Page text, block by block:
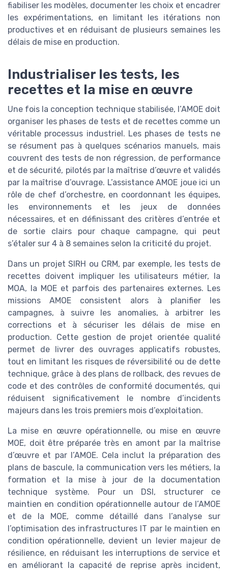
fiabiliser les modèles, documenter les choix et encadrer
les expérimentations, en limitant les itérations non
productives et en réduisant de plusieurs semaines les
délais de mise en production.
Industrialiser les tests, les
recettes et la mise en œuvre
Une fois la conception technique stabilisée, l’AMOE doit
organiser les phases de tests et de recettes comme un
véritable processus industriel. Les phases de tests ne
se résument pas à quelques scénarios manuels, mais
couvrent des tests de non régression, de performance
et de sécurité, pilotés par la maîtrise d’œuvre et validés
par la maîtrise d’ouvrage. L’assistance AMOE joue ici un
rôle de chef d’orchestre, en coordonnant les équipes,
les environnements et les jeux de données
nécessaires, et en définissant des critères d’entrée et
de sortie clairs pour chaque campagne, qui peut
s’étaler sur 4 à 8 semaines selon la criticité du projet.
Dans un projet SIRH ou CRM, par exemple, les tests de
recettes doivent impliquer les utilisateurs métier, la
MOA, la MOE et parfois des partenaires externes. Les
missions AMOE consistent alors à planifier les
campagnes, à suivre les anomalies, à arbitrer les
corrections et à sécuriser les délais de mise en
production. Cette gestion de projet orientée qualité
permet de livrer des ouvrages applicatifs robustes,
tout en limitant les risques de réversibilité ou de dette
technique, grâce à des plans de rollback, des revues de
code et des contrôles de conformité documentés, qui
réduisent significativement le nombre d’incidents
majeurs dans les trois premiers mois d’exploitation.
La mise en œuvre opérationnelle, ou mise en œuvre
MOE, doit être préparée très en amont par la maîtrise
d’œuvre et par l’AMOE. Cela inclut la préparation des
plans de bascule, la communication vers les métiers, la
formation et la mise à jour de la documentation
technique système. Pour un DSI, structurer ce
maintien en condition opérationnelle autour de l’AMOE
et de la MOE, comme détaillé dans l’analyse sur
l’optimisation des infrastructures IT par le maintien en
condition opérationnelle, devient un levier majeur de
résilience, en réduisant les interruptions de service et
en améliorant la capacité de reprise après incident,